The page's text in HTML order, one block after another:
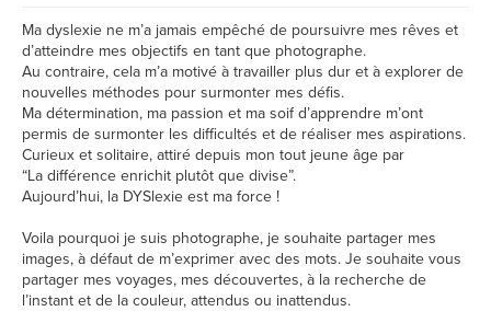
Ma dyslexie ne m’a jamais empêché de poursuivre mes rêves et
d’atteindre mes objectifs en tant que photographe.
Au contraire, cela m’a motivé à travailler plus dur et à explorer de
nouvelles méthodes pour surmonter mes défis.
Ma détermination, ma passion et ma soif d’apprendre m’ont
permis de surmonter les difficultés et de réaliser mes aspirations.
Curieux et solitaire, attiré depuis mon tout jeune âge par
“La différence enrichit plutôt que divise”.
Aujourd’hui, la DYSlexie est ma force !
Voila pourquoi je suis photographe, je souhaite partager mes
images, à défaut de m’exprimer avec des mots. Je souhaite vous
partager mes voyages, mes découvertes, à la recherche de
l’instant et de la couleur, attendus ou inattendus.